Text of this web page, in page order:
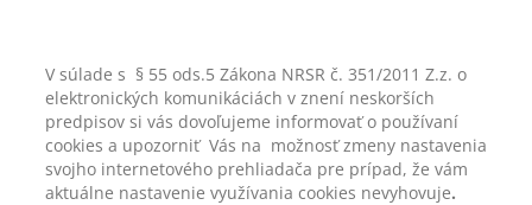
V súlade s § 55 ods.5 Zákona NRSR č. 351/2011 Z.z. o
elektronických komunikáciách v znení neskorších
predpisov si vás dovoľujeme informovať o používaní
cookies a upozorniť Vás na možnosť zmeny nastavenia
svojho internetového prehliadača pre prípad, že vám
aktuálne nastavenie využívania cookies nevyhovuje.